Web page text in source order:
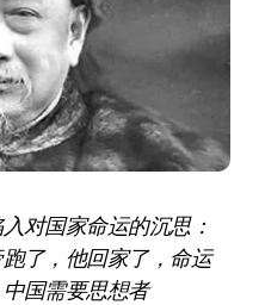
了，他回家了，命运
国需要思想者